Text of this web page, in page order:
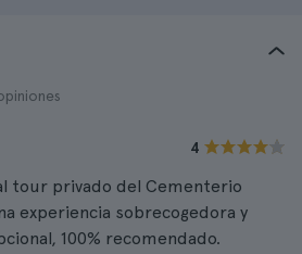
4
tour privado del Cementerio
experiencia sobrecogedora y
100% recomendado.